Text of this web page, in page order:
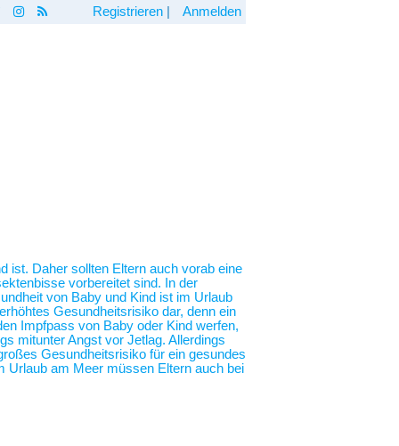
Registrieren Anmelden
ist. Daher sollten Eltern auch vorab eine
vorbereitet sind. In der
von Baby und Kind ist im Urlaub
Gesundheitsrisiko dar, denn ein
Impfpass von Baby oder Kind werfen,
mitunter Angst vor Jetlag. Allerdings
Gesundheitsrisiko für ein gesundes
Urlaub am Meer müssen Eltern auch bei